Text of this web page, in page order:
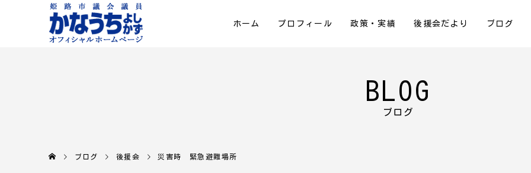
ホーム プロフィール 政策・実績 後援会だより ブログ
BLOG
ブログ
ブログ 後援会 災害時 緊急避難場所